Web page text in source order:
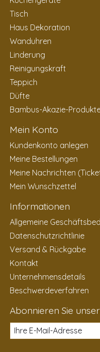
Tisch
Haus Dekoration
Wanduhren
Linderung
Reinigungskraft
Teppich
Düfte
Bambus-Akazie-
Mein Konto
Kundenkonto anlegen
Meine Bestellungen
Meine Nachrichten
Mein Wunschzettel
Informationen
Allgemeine
Datenschutzrichtlinie
Versand & Rückgabe
Kontakt
Unternehmensdetails
Beschwerdeverfahren
Abonnieren Sie